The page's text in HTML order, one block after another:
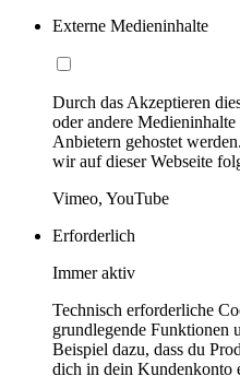
Externe Medieninhalte
Durch das Akzeptieren
oder andere
Anbietern gehostet
wir auf dieser Webseite
Vimeo, YouTube
Erforderlich
Immer aktiv
Technisch erforderliche
grundlegende Funktionen
Beispiel dazu, dass du
dich in dein Kundenkonto